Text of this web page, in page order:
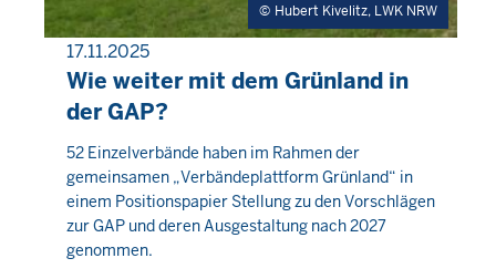
Hubert Kivelitz, LWK NRW
17.11.2025
PRESSEMITTEILUNG
Wie weiter mit dem Grünland in
der GAP?
Donnerstag,
6
August
2026
-
52 Einzelverbände haben im Rahmen der
gemeinsamen „Verbändeplattform Grünland“ in
einem Positionspapier Stellung zu den Vorschlägen
zur GAP und deren Ausgestaltung nach 2027
genommen.